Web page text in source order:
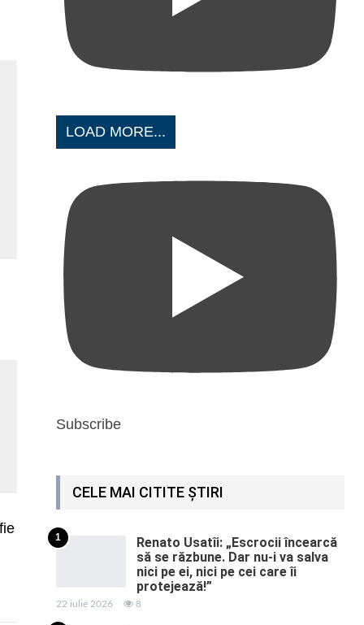
LOAD MORE...
Subscribe
CELE MAI CITITE ȘTIRI
1
Renato Usatîi: „Escrocii încearcă
să se răzbune. Dar nu-i va salva
nici pe ei, nici pe cei care îi
protejează!”
22 iulie 2026 8